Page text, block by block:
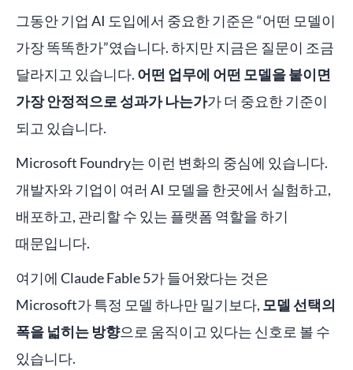
그동안 기업 AI 도입에서 중요한 기준은 “어떤 모델이
가장 똑똑한가”였습니다. 하지만 지금은 질문이 조금
달라지고 있습니다. 어떤 업무에 어떤 모델을 붙이면
가장 안정적으로 성과가 나는가가 더 중요한 기준이
되고 있습니다.
Microsoft Foundry는 이런 변화의 중심에 있습니다.
개발자와 기업이 여러 AI 모델을 한곳에서 실험하고,
배포하고, 관리할 수 있는 플랫폼 역할을 하기
때문입니다.
여기에 Claude Fable 5가 들어왔다는 것은
Microsoft가 특정 모델 하나만 밀기보다, 모델 선택의
폭을 넓히는 방향으로 움직이고 있다는 신호로 볼 수
있습니다.